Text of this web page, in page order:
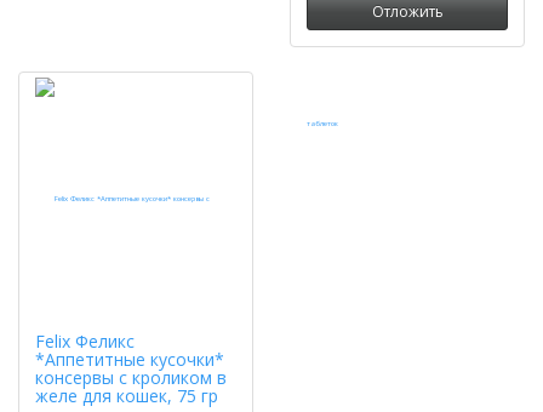
Отложить
Felix Феликс
*Аппетитные кусочки*
консервы с кроликом в
желе для кошек, 75 гр